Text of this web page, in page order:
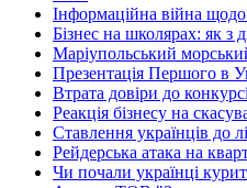
Інформаційна війна
Бізнес на школярах: як з
Маріупольський
Презентація Першого в
Втрата довіри до
Реакція бізнесу на
Ставлення українців до
Рейдерська атака на
Чи почали українці